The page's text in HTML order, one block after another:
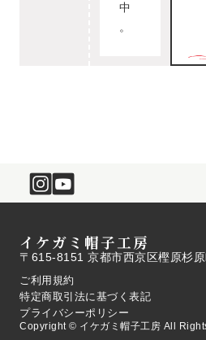
中
。
イケガミ帽子工房
〒615-8151 京都市西京区樫原杉
ご利用規約
特定商取引法に基づく表記
プライバシーポリシー
Copyright © イケガミ帽子工房 All